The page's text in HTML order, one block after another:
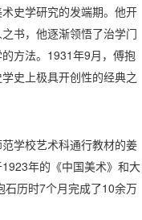
史学研究的发端期。他开
书，他逐渐领悟了治学门
方法。1931年9月，傅抱
史上极具开创性的经典之
学校艺术科通行教材的姜
年的《中国美术》和大
石历时7个月完成了10余万